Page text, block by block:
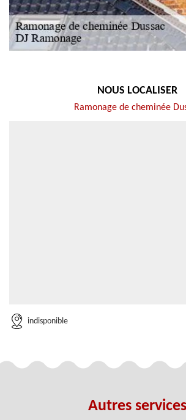
NOUS LOCALISER
Ramonage de cheminée
indisponible
Autres services